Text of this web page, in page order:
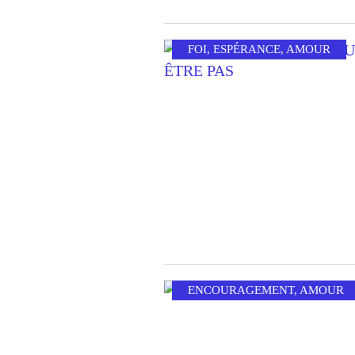
FOI, ESPÉRANCE, AMOUR
ENCOURAGEMENT, AMOUR